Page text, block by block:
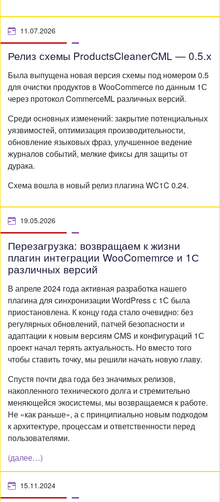
11.07.2026
Релиз схемы ProductsCleanerCML — 0.5.х
Была выпущена новая версия схемы под номером 0.5
для очистки продуктов в WooCommerce по данным 1С
через протокол CommerceML различных версий.
Среди основных изменений: закрытие потенциальных
уязвимостей, оптимизация производительности,
обновление языковых фраз, улучшенное ведение
журналов событий, мелкие фиксы для защиты от
дурака.
Схема вошла в новый релиз плагина WC1C 0.24.
19.05.2026
Перезагрузка: возвращаем к жизни
плагин интеграции WooComemrce и 1С
различных версий
В апреле 2024 года активная разработка нашего
плагина для синхронизации WordPress с 1С была
приостановлена. К концу года стало очевидно: без
регулярных обновлений, патчей безопасности и
адаптации к новым версиям CMS и конфигураций 1С
проект начал терять актуальность. Но вместо того
чтобы ставить точку, мы решили начать новую главу.
Спустя почти два года без значимых релизов,
накопленного технического долга и стремительно
меняющейся экосистемы, мы возвращаемся к работе.
Не «как раньше», а с принципиально новым подходом
к архитектуре, процессам и ответственности перед
пользователями.
(далее…)
15.11.2024